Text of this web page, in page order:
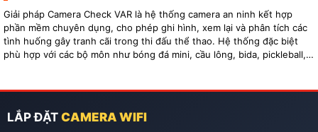
Giải pháp Camera Check VAR là hệ thống camera an ninh kết hợp
phần mềm chuyên dụng, cho phép ghi hình, xem lại và phân tích các
tình huống gây tranh cãi trong thi đấu thể thao. Hệ thống đặc biệt
phù hợp với các bộ môn như bóng đá mini, cầu lông, bida, pickleball,
LẮP ĐẶT CAMERA WIFI